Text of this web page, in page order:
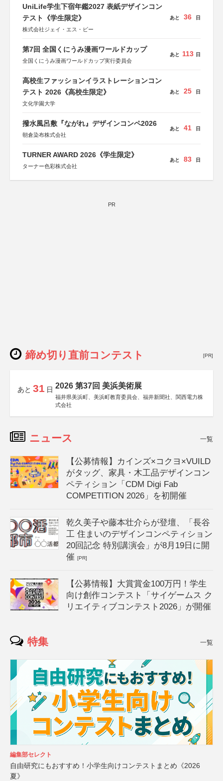
UniLife学生下宿年鑑2027 表紙デザインコン
テスト《学生限定》
株式会社ジェイ・エス・ビー
あと 36 日
第7回 全国くにうみ漫画ワールドカップ
全国くにうみ漫画ワールドカップ実行委員会
あと 113 日
高校生ファッションイラストレーションコン
テスト 2026《高校生限定》
文化学園大学
あと 25 日
撥水風呂敷『ながれ』デザインコンペ2026
朝倉染布株式会社
あと 41 日
TURNER AWARD 2026《学生限定》
ターナー色彩株式会社
あと 83 日
PR
締め切り直前コンテスト [PR]
あと 31 日 2026 第37回 美浜美術展
福井県美浜町、美浜町教育委員会、福井新聞社、関西電力株
式会社
ニュース 一覧
【公募情報】カインズ×コクヨ×VUILD
がタッグ、家具・木工品デザインコン
ペティション「CDM Digi Fab
COMPETITION 2026」を初開催
乾久美子や藤本壮介らが登壇、「長谷
工 住まいのデザインコンペティション
20回記念 特別講演会」が8月19日に開
催[PR]
【公募情報】大賞賞金100万円！学生
向け創作コンテスト「サイゲームス ク
リエイティブコンテスト2026」が開催
特集 一覧
編集部セレクト
自由研究にもおすすめ！小学生向けコンテストまとめ《2026
夏》